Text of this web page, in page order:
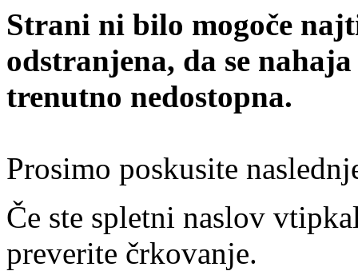
Strani ni bilo mogoče
odstranjena, da se
trenutno nedostopna.
Prosimo poskusite
Če ste spletni naslov
preverite črkovanje.